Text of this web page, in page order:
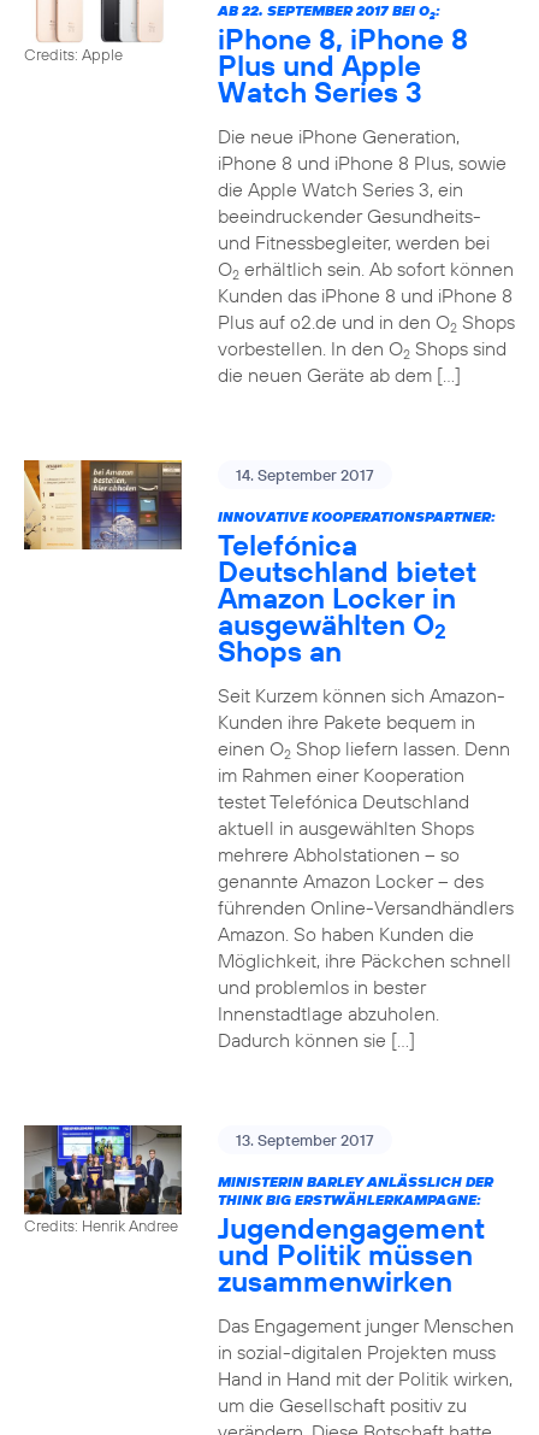
Credits: Apple
AB 22. SEPTEMBER 2017 BEI O2:
iPhone 8, iPhone 8
Plus und Apple
Watch Series 3
Die neue iPhone Generation,
iPhone 8 und iPhone 8 Plus, sowie
die Apple Watch Series 3, ein
beeindruckender Gesundheits-
und Fitnessbegleiter, werden bei
O2erhältlich sein. Ab sofort können
Kunden das iPhone 8 und iPhone 8
Plus auf o2.de und in den O2Shops
vorbestellen. In den O2Shops sind
die neuen Geräte ab dem […]
14. September 2017
INNOVATIVE KOOPERATIONSPARTNER:
Telefónica
Deutschland bietet
Amazon Locker in
ausgewählten O2
Shops an
Seit Kurzem können sich Amazon-
Kunden ihre Pakete bequem in
einen O2Shop liefern lassen. Denn
im Rahmen einer Kooperation
testet Telefónica Deutschland
aktuell in ausgewählten Shops
mehrere Abholstationen – so
genannte Amazon Locker – des
führenden Online-Versandhändlers
Amazon. So haben Kunden die
Möglichkeit, ihre Päckchen schnell
und problemlos in bester
Innenstadtlage abzuholen.
Dadurch können sie […]
Credits: Henrik Andree
13. September 2017
MINISTERIN BARLEY ANLÄSSLICH DER
THINK BIG ERSTWÄHLERKAMPAGNE:
Jugendengagement
und Politik müssen
zusammenwirken
Das Engagement junger Menschen
in sozial-digitalen Projekten muss
Hand in Hand mit der Politik wirken,
um die Gesellschaft positiv zu